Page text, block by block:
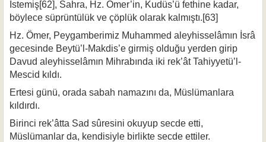
İstemiş[62], Sah­ra, Hz. Ömer’in, Kudüs’ü fethine kadar,
böylece süprüntülük ve çöplük olarak kalmıştı.[63]
Hz. Ömer, Peygamberimiz Muhammed aleyhisselâmın İsrâ
gecesinde Beytü’l-Makdis’e girmiş olduğu yerden girip
Davud aleyhisselâmın Mihrabında iki rek’ât Tahiyyetü’l-
Mescid kıldı.
Ertesi günü, orada sabah namazını da, Müslümanlara
kıldırdı.
Birinci rek’âtta Sad sûresini okuyup secde etti,
Müslümanlar da, kendisiyle bir­likte secde ettiler.